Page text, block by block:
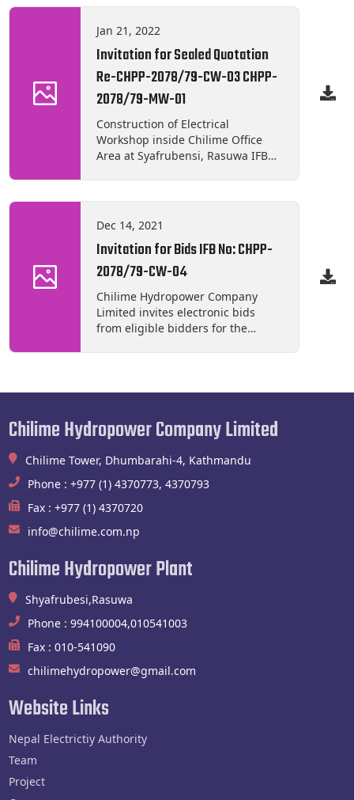
Commissioning of Transformer Oil
Filtration Plant 3 CHPP-2078/79-
EW-03 Supply and Delivery of 11KV
PVC Insulated ACSR Conductor 4
CHPP-2078/79-CW-05 Supply and
Delivery of Construction Materials
and Equipment on Hire at
Powerhouse Site, Syafrubensi,
Rasuwa 5 CHPP-2078/79-CW-06
Supply and Delivery of
Construction Materials at
Headwork Site, Thambuchet,
Rasuwa
Jan 21, 2022
Invitation for Sealed Quotation
Re-CHPP-2078/79-CW-03 CHPP-
2078/79-MW-01
Construction of Electrical
Workshop inside Chilime Office
Area at Syafrubensi, Rasuwa IFB
Dec 14, 2021
Invitation for Bids IFB No: CHPP-
2078/79-CW-04
Chilime Hydropower Company
Limited invites electronic bids
from eligible bidders for the
Rasuwa, Contract Identification
National Competitive Bidding –
Single Stage Two Envelope
Bidding procedures.
Chilime Hydropower Company Limited
Chilime Tower, Dhumbarahi-4, Kathmandu
Phone : +977 (1) 4370773, 4370793
Fax : +977 (1) 4370720
info@chilime.com.np
Chilime Hydropower Plant
Shyafrubesi,Rasuwa
Phone : 994100004,010541003
Fax : 010-541090
chilimehydropower@gmail.com
Website Links
Nepal Electrictiy Authority
Team
Project